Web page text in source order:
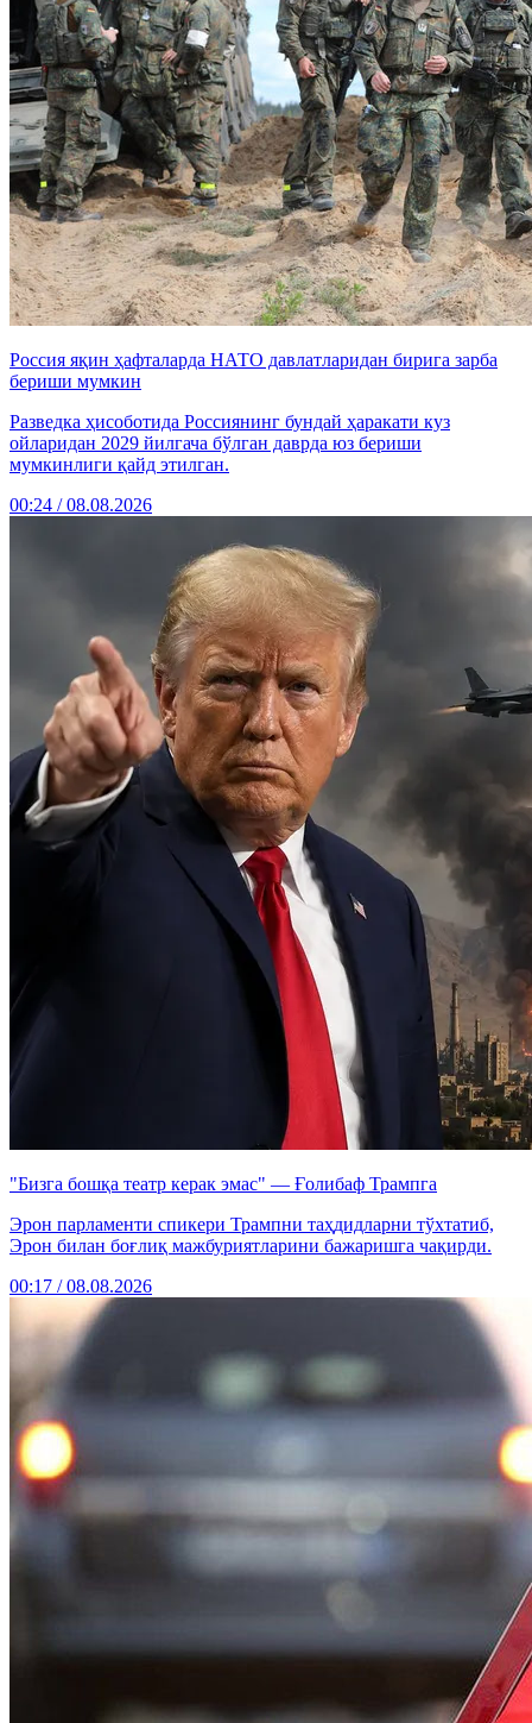
Россия яқин ҳафталарда НАТО давлатларидан бирига зарба
бериши мумкин
Разведка ҳисоботида Россиянинг бундай ҳаракати куз
ойларидан 2029 йилгача бўлган даврда юз бериши
мумкинлиги қайд этилган.
00:24 / 08.08.2026
"Бизга бошқа театр керак эмас" — Ғолибаф Трампга
Эрон парламенти спикери Трампни таҳдидларни тўхтатиб,
Эрон билан боғлиқ мажбуриятларини бажаришга чақирди.
00:17 / 08.08.2026